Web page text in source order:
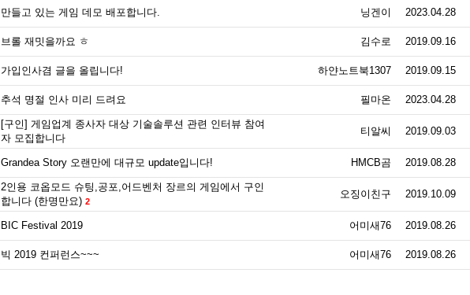
만들고 있는 게임 데모 배포합니다. 닝겐이 2023.04.28
브롤 재밋을까요 ㅎ 김수로 2019.09.16
가입인사겸 글을 올립니다! 하얀노트북1307 2019.09.15
추석 명절 인사 미리 드려요 필마온 2023.04.28
[구인] 게임업계 종사자 대상 기술솔루션 관련 인터뷰 참여
자 모집합니다
티알씨 2019.09.03
Grandea Story 오랜만에 대규모 update입니다! HMCB곰 2019.08.28
2인용 코옵모드 슈팅,공포,어드벤처 장르의 게임에서 구인
합니다 (한명만요) 2
오징이친구 2019.10.09
BIC Festival 2019 어미새76 2019.08.26
빅 2019 컨퍼런스~~~ 어미새76 2019.08.26